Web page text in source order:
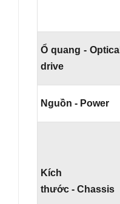
Ổ quang - Optical
drive
Nguồn - Power
Kích
thước - Chassis